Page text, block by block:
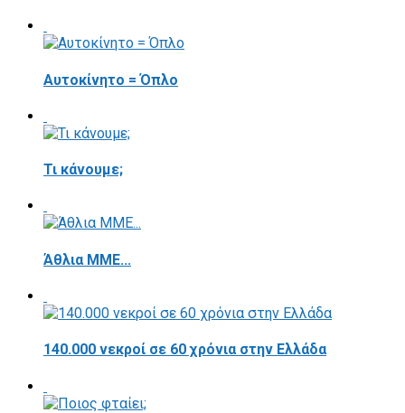
Αυτοκίνητο = Όπλο
Τι κάνουμε;
Άθλια ΜΜΕ...
140.000 νεκροί σε 60 χρόνια στην Ελλάδα